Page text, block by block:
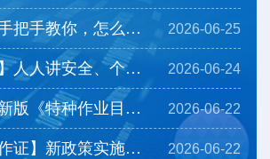
【证书查询】手把手教你，怎么查询下载特种作业操作证... 2026-06-25
【安全生产月】人人讲安全、个个会应急——排查整治风... 2026-06-24
【特种作业】新版《特种作业目录》有哪些调整？ 2026-06-22
【特种作业操作证】新政策实施后，相应热点问题为您解... 2026-06-22